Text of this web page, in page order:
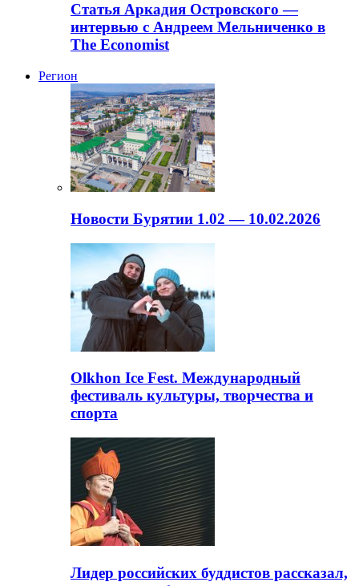
Статья Аркадия Островского —
интервью с Андреем Мельниченко в
The Economist
Регион
Новости Бурятии 1.02 — 10.02.2026
Olkhon Ice Fest. Международный
фестиваль культуры, творчества и
спорта
Лидер российских буддистов рассказал,